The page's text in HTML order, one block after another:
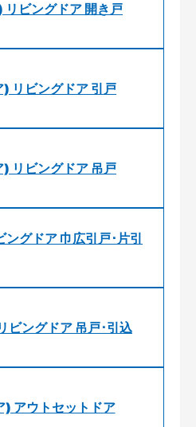
ビングドア 開き戸
リビングドア 引戸
リビングドア 吊戸
グドア 巾広引戸･片引
ングドア 吊戸･引込
アウトセットドア